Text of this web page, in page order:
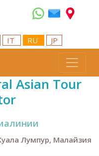
IT RU JP
Asian Tour
Лумпур, Малайзия